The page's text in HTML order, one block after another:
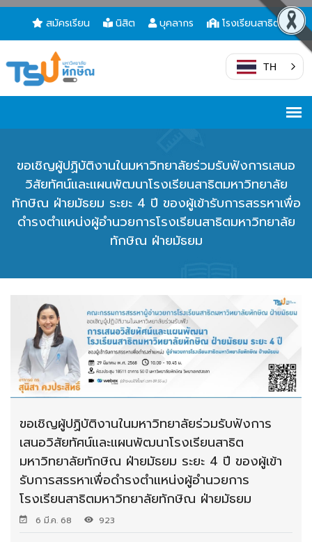
สมัครเรียน นิสิต บุคลากร โรงเรียนสาธิต
TH
ขอเชิญผู้ปฏิบัติงานในมหาวิทยาลัยร่วมรับฟังการเสนอ
วิสัยทัศน์และแผนพัฒนาโรงเรียนสาธิตมหาวิทยาลัย
ทักษิณ ฝ่ายมัธยม ระยะ 4 ปี ของผู้เข้ารับการสรรหาเพื่อ
ดำรงตำแหน่งผู้อำนวยการโรงเรียนสาธิตมหาวิทยาลัย
ทักษิณ ฝ่ายมัธยม
ขอเชิญผู้ปฏิบัติงานในมหาวิทยาลัยร่วมรับฟังการ
เสนอวิสัยทัศน์และแผนพัฒนาโรงเรียนสาธิต
มหาวิทยาลัยทักษิณ ฝ่ายมัธยม ระยะ 4 ปี ของผู้เข้า
รับการสรรหาเพื่อดำรงตำแหน่งผู้อำนวยการ
โรงเรียนสาธิตมหาวิทยาลัยทักษิณ ฝ่ายมัธยม
6 มี.ค. 68 923